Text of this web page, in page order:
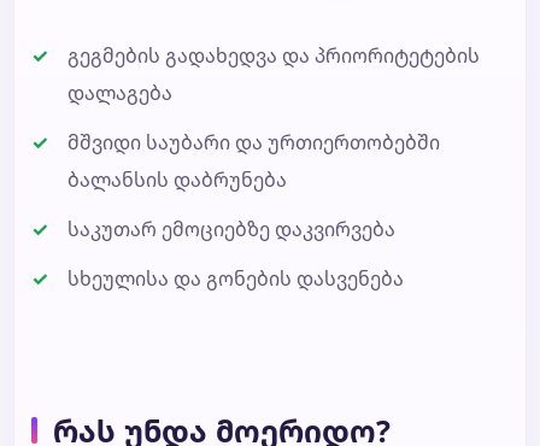
გეგმების გადახედვა და პრიორიტეტების
დალაგება
მშვიდი საუბარი და ურთიერთობებში
ბალანსის დაბრუნება
საკუთარ ემოციებზე დაკვირვება
სხეულისა და გონების დასვენება
რას უნდა მოერიდო?